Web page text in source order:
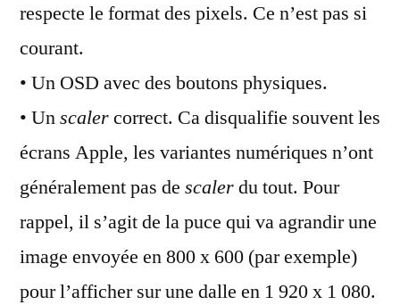
respecte le format des pixels. Ce n’est pas si
courant.
• Un OSD avec des boutons physiques.
• Unscalercorrect. Ca disqualifie souvent les
écrans Apple, les variantes numériques n’ont
généralement pas de scalerdu tout. Pour
rappel, il s’agit de la puce qui va agrandir une
image envoyée en 800 x 600 (par exemple)
pour l’afficher sur une dalle en 1 920 x 1 080.